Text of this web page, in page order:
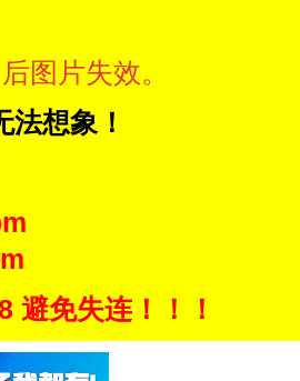
图片失效。
想象！
避免失连！！！